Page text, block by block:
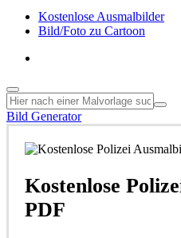
Kostenlose Ausmalbilder
Bild/Foto zu Cartoon
Bild Generator
Kostenlose
PDF